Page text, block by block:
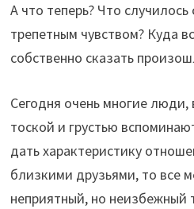
А что теперь? Что
трепетным чувством? Куда
собственно сказать
Сегодня очень многие люди,
тоской и грустью
дать характеристику
близкими друзьями, то все
неприятный, но неизбежный